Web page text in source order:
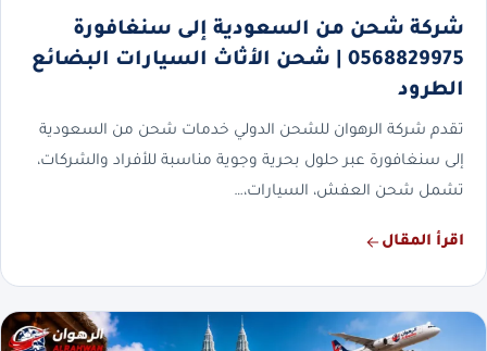
شركة شحن من السعودية إلى سنغافورة
0568829975 | شحن الأثاث السيارات البضائع
الطرود
تقدم شركة الرهوان للشحن الدولي خدمات شحن من السعودية
إلى سنغافورة عبر حلول بحرية وجوية مناسبة للأفراد والشركات،
تشمل شحن العفش، السيارات،…
اقرأ المقال